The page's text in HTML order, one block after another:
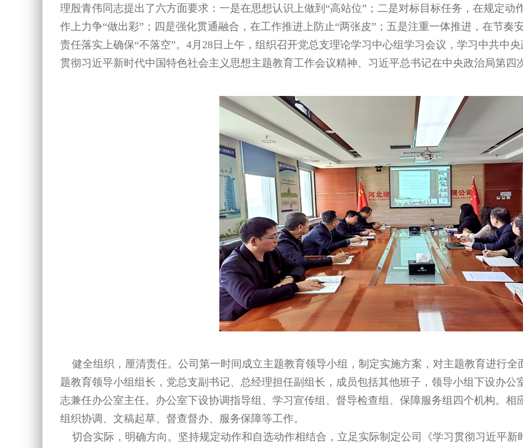
理殷青伟同志提出了六方面要求：一是在思想认识上做到“高站位”；二是对标目标任务，在规定动
作上力争“做出彩”；四是强化贯通融合，在工作推进上防止“两张皮”；五是注重一体推进，在节奏
责任落实上确保“不落空”。4月28日上午，组织召开党总支理论学习中心组学习会议，学习中共中
贯彻习近平新时代中国特色社会主义思想主题教育工作会议精神、习近平总书记在中央政治局第四
健全组织，厘清责任。公司第一时间成立主题教育领导小组，制定实施方案，对主题教育进行全
题教育领导小组组长，党总支副书记、总经理担任副组长，成员包括其他班子，领导小组下设办公
志兼任办公室主任。办公室下设协调指导组、学习宣传组、督导检查组、保障服务组四个机构。相
组织协调、文稿起草、督查督办、服务保障等工作。
切合实际，明确方向。坚持规定动作和自选动作相结合，立足实际制定公司《学习贯彻习近平新